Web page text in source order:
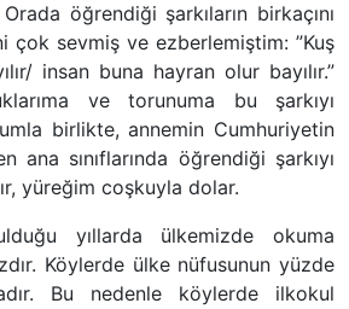
öğrendiği şarkıların birkaçını
çok sevmiş ve ezberlemiştim: ”Kuş
insan buna hayran olur bayılır.”
ve torunuma bu şarkıyı
birlikte, annemin Cumhuriyetin
ana sınıflarında öğrendiği şarkıyı
yüreğim coşkuyla dolar.
yıllarda ülkemizde okuma
Köylerde ülke nüfusunun yüzde
Bu nedenle köylerde ilkokul